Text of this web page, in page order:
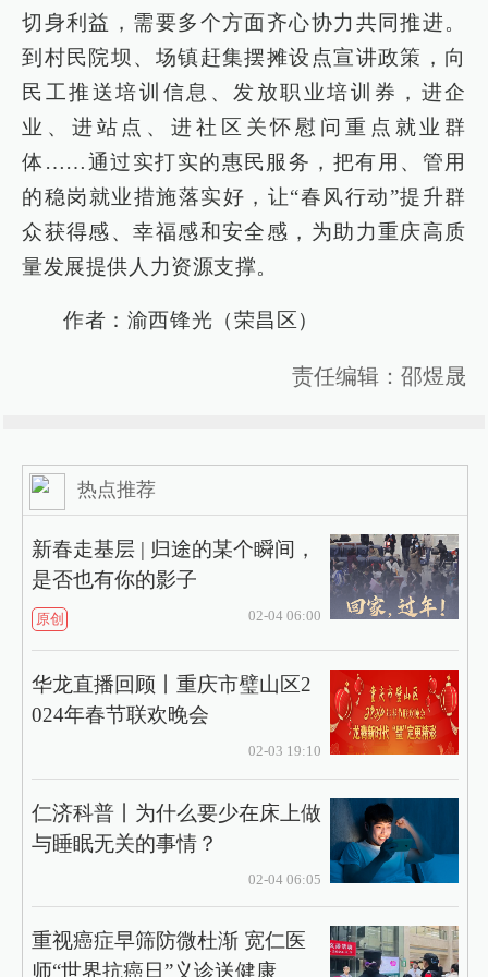
切身利益，需要多个方面齐心协力共同推进。
到村民院坝、场镇赶集摆摊设点宣讲政策，向
民工推送培训信息、发放职业培训券，进企
业、进站点、进社区关怀慰问重点就业群
体……通过实打实的惠民服务，把有用、管用
的稳岗就业措施落实好，让“春风行动”提升群
众获得感、幸福感和安全感，为助力重庆高质
量发展提供人力资源支撑。
作者：渝西锋光（荣昌区）
责任编辑：邵煜晟
热点推荐
新春走基层 | 归途的某个瞬间，
是否也有你的影子
原创 02-04 06:00
华龙直播回顾丨重庆市璧山区2
024年春节联欢晚会
02-03 19:10
仁济科普丨为什么要少在床上做
与睡眠无关的事情？
02-04 06:05
重视癌症早筛防微杜渐 宽仁医
师“世界抗癌日”义诊送健康